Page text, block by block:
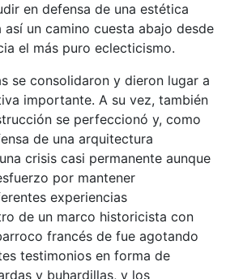
en defensa de una estética
así un camino cuesta abajo desde
el más puro eclecticismo.
se consolidaron y dieron lugar a
importante. A su vez, también
se perfeccionó y, como
de una arquitectura
crisis casi permanente aunque
por mantener
experiencias
de un marco historicista con
francés de fue agotando
testimonios en forma de
y buhardillas, y los